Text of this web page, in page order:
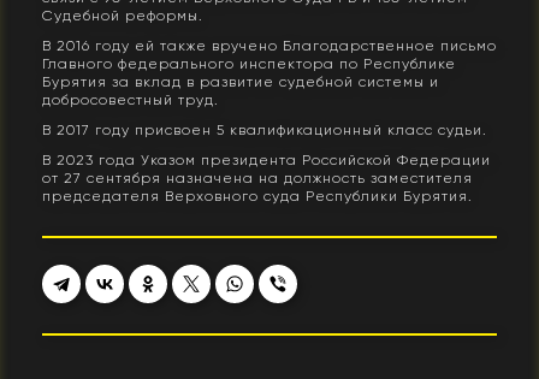
Судебной реформы.
В 2016 году ей также вручено Благодарственное письмо
Главного федерального инспектора по Республике
Бурятия за вклад в развитие судебной системы и
добросовестный труд.
В 2017 году присвоен 5 квалификационный класс судьи.
В 2023 года Указом президента Российской Федерации
от 27 сентября назначена на должность заместителя
председателя Верховного суда Республики Бурятия.